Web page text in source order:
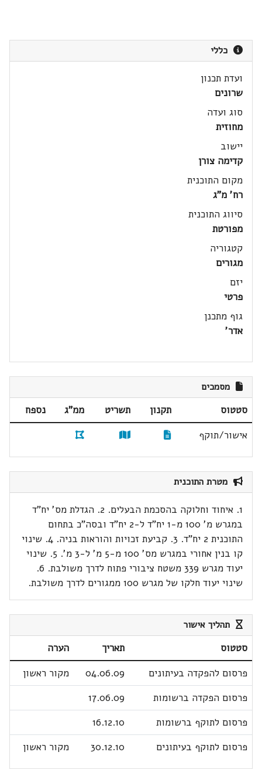
כללי
ועדת תכנון
שרונים
סוג ועדה
מחוזית
יישוב
קדימה צורן
מקום התוכנית
רח' מ"ג
סיווג התוכנית
מפורטת
קטגוריה
מגורים
יזם
פרטי
גוף מתכנן
אדר'
מסמכים
סטטוס תקנון תשריט ממ"ג
נספח
אישור/תוקף
מטרת התוכנית
1. איחוד וחלוקה בהסכמת הבעלים. 2. הגדלת מס' יח"ד
במגרש מ' 100 מ-1 יח"ד ל-2 יח"ד ובסה"כ בתחום
התוכנית 2 יח"ד. 3. קביעת זכויות והוראות בניה. 4. שינוי
קו בנין אחורי במגרש מס' 100 מ-5 מ' ל-3 מ'. 5. שינוי
יעוד מגרש 339 משטח ציבורי פתוח לדרך משולבת. 6.
שינוי יעוד חלקו של מגרש 100 ממגורים לדרך משולבת.
תהליך אישור
סטטוס תאריך
הערה
פרסום להפקדה בעיתונים
04.06.09
מקור ראשון
פרסום הפקדה ברשומות
17.06.09
פרסום לתוקף ברשומות
16.12.10
פרסום לתוקף בעיתונים
30.12.10 מקור ראשון